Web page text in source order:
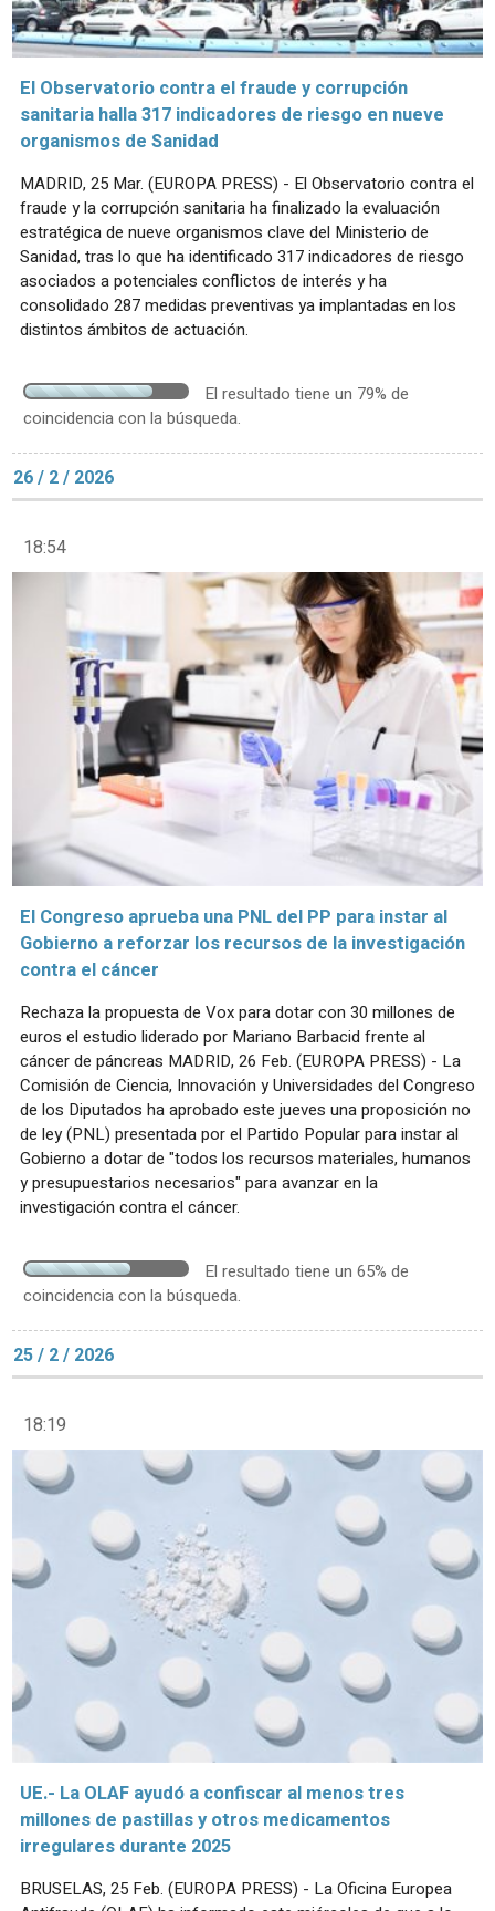
El Observatorio contra el fraude y corrupción
sanitaria halla 317 indicadores de riesgo en nueve
organismos de Sanidad
MADRID, 25 Mar. (EUROPA PRESS) - El Observatorio contra el
fraude y la corrupción sanitaria ha finalizado la evaluación
estratégica de nueve organismos clave del Ministerio de
Sanidad, tras lo que ha identificado 317 indicadores de riesgo
asociados a potenciales conflictos de interés y ha
consolidado 287 medidas preventivas ya implantadas en los
distintos ámbitos de actuación.
El resultado tiene un 79% de
coincidencia con la búsqueda.
26 / 2 / 2026
18:54
El Congreso aprueba una PNL del PP para instar al
Gobierno a reforzar los recursos de la investigación
contra el cáncer
Rechaza la propuesta de Vox para dotar con 30 millones de
euros el estudio liderado por Mariano Barbacid frente al
cáncer de páncreas MADRID, 26 Feb. (EUROPA PRESS) - La
Comisión de Ciencia, Innovación y Universidades del Congreso
de los Diputados ha aprobado este jueves una proposición no
de ley (PNL) presentada por el Partido Popular para instar al
Gobierno a dotar de "todos los recursos materiales, humanos
y presupuestarios necesarios" para avanzar en la
investigación contra el cáncer.
El resultado tiene un 65% de
coincidencia con la búsqueda.
25 / 2 / 2026
18:19
UE.- La OLAF ayudó a confiscar al menos tres
millones de pastillas y otros medicamentos
irregulares durante 2025
BRUSELAS, 25 Feb. (EUROPA PRESS) - La Oficina Europea